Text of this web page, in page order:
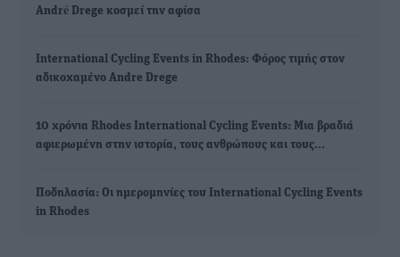
André Drege κοσμεί την αφίσα
International Cycling Events in Rhodes: Φόρος τιμής στον
αδικοχαμένο Andre Drege
10 χρόνια Rhodes International Cycling Events: Μια βραδιά
αφιερωμένη στην ιστορία, τους ανθρώπους και τους…
Ποδηλασία: Οι ημερομηνίες του International Cycling Events
in Rhodes